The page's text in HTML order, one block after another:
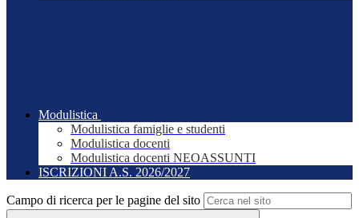
Modulistica
Modulistica famiglie e studenti
Modulistica docenti
Modulistica docenti NEOASSUNTI
ISCRIZIONI A.S. 2026/2027
Campo di ricerca per le pagine del sito